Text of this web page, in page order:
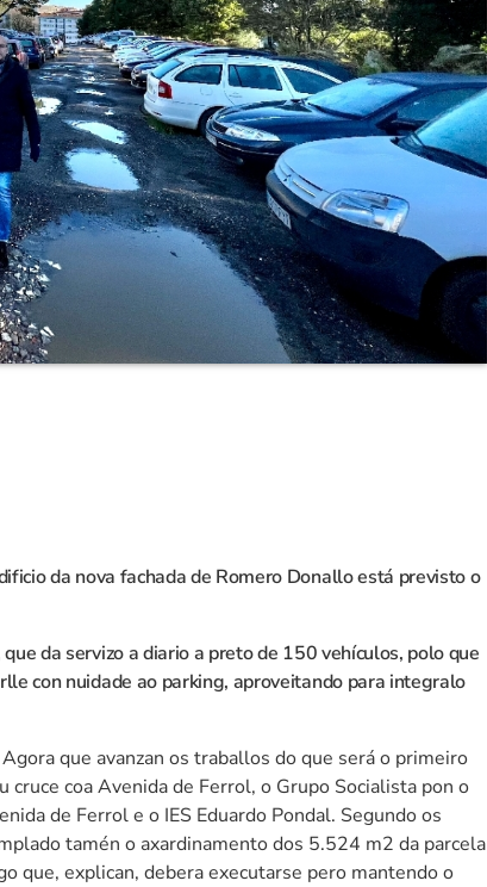
da nova fachada de Romero Donallo está previsto o
da servizo a diario a preto de 150 vehículos, polo que
con nuidade ao parking, aproveitando para integralo
que avanzan os traballos do que será o primeiro
coa Avenida de Ferrol, o Grupo Socialista pon o
de Ferrol e o IES Eduardo Pondal. Segundo os
tamén o axardinamento dos 5.524 m2 da parcela
que, explican, debera executarse pero mantendo o